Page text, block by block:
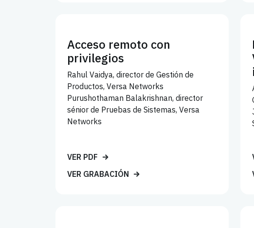
Acceso remoto con
privilegios
Rahul Vaidya, director de Gestión de
Productos, Versa Networks
Purushothaman Balakrishnan, director
sénior de Pruebas de Sistemas, Versa
Networks
VER PDF
VER GRABACIÓN